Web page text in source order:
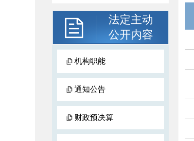
法定主动
公开内容
机构职能
通知公告
财政预决算